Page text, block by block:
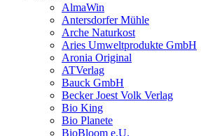
AlmaWin
Antersdorfer Mühle
Arche Naturkost
Aries Umweltprodukte GmbH
Aronia Original
ATVerlag
Bauck GmbH
Becker Joest Volk Verlag
Bio King
Bio Planete
BioBloom e.U.